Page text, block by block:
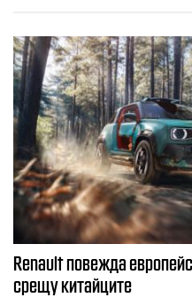
Renault повежда
срещу китайците